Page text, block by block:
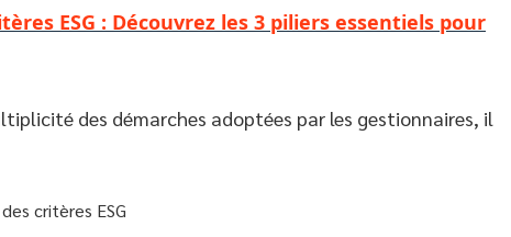
ESG : Découvrez les 3 piliers essentiels pour
des démarches adoptées par les gestionnaires, il
critères ESG